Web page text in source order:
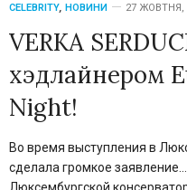
CELEBRITY, НОВИНИ 27 ЖОВТНЯ,
VERKA
хэдлайнером
Night!
Во время выступления в
сделала громкое